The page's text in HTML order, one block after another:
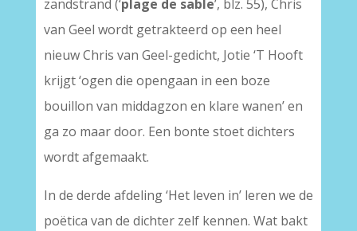
zandstrand (‘plage de sable’, blz. 55), Chris
van Geel wordt getrakteerd op een heel
nieuw Chris van Geel-gedicht, Jotie ‘T Hooft
krijgt ‘ogen die opengaan in een boze
bouillon van middagzon en klare wanen’ en
ga zo maar door. Een bonte stoet dichters
wordt afgemaakt.
In de derde afdeling ‘Het leven in’ leren we de
poëtica van de dichter zelf kennen. Wat bakt